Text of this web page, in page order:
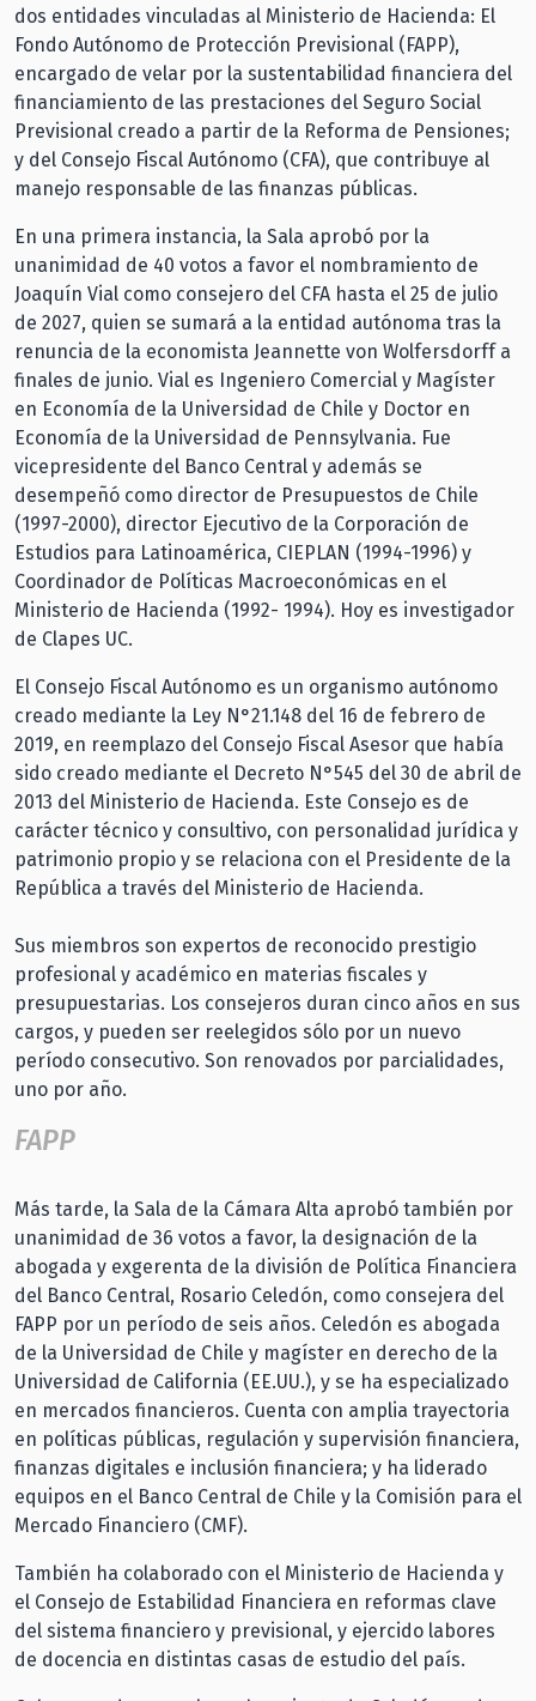
dos entidades vinculadas al Ministerio de Hacienda: El
Fondo Autónomo de Protección Previsional (FAPP),
encargado de velar por la sustentabilidad financiera del
financiamiento de las prestaciones del Seguro Social
Previsional creado a partir de la Reforma de Pensiones;
y del Consejo Fiscal Autónomo (CFA), que contribuye al
manejo responsable de las finanzas públicas.
En una primera instancia, la Sala aprobó por la
unanimidad de 40 votos a favor el nombramiento de
Joaquín Vial como consejero del CFA hasta el 25 de julio
de 2027, quien se sumará a la entidad autónoma tras la
renuncia de la economista Jeannette von Wolfersdorff a
finales de junio. Vial es Ingeniero Comercial y Magíster
en Economía de la Universidad de Chile y Doctor en
Economía de la Universidad de Pennsylvania. Fue
vicepresidente del Banco Central y además se
desempeñó como director de Presupuestos de Chile
(1997-2000), director Ejecutivo de la Corporación de
Estudios para Latinoamérica, CIEPLAN (1994-1996) y
Coordinador de Políticas Macroeconómicas en el
Ministerio de Hacienda (1992- 1994). Hoy es investigador
de Clapes UC.
El Consejo Fiscal Autónomo es un organismo autónomo
creado mediante la Ley N°21.148 del 16 de febrero de
2019, en reemplazo del Consejo Fiscal Asesor que había
sido creado mediante el Decreto N°545 del 30 de abril de
2013 del Ministerio de Hacienda. Este Consejo es de
carácter técnico y consultivo, con personalidad jurídica y
patrimonio propio y se relaciona con el Presidente de la
República a través del Ministerio de Hacienda.
Sus miembros son expertos de reconocido prestigio
profesional y académico en materias fiscales y
presupuestarias. Los consejeros duran cinco años en sus
cargos, y pueden ser reelegidos sólo por un nuevo
período consecutivo. Son renovados por parcialidades,
uno por año.
FAPP
Más tarde, la Sala de la Cámara Alta aprobó también por
unanimidad de 36 votos a favor, la designación de la
abogada y exgerenta de la división de Política Financiera
del Banco Central, Rosario Celedón, como consejera del
FAPP por un período de seis años. Celedón es abogada
de la Universidad de Chile y magíster en derecho de la
Universidad de California (EE.UU.), y se ha especializado
en mercados financieros. Cuenta con amplia trayectoria
en políticas públicas, regulación y supervisión financiera,
finanzas digitales e inclusión financiera; y ha liderado
equipos en el Banco Central de Chile y la Comisión para el
Mercado Financiero (CMF).
También ha colaborado con el Ministerio de Hacienda y
el Consejo de Estabilidad Financiera en reformas clave
del sistema financiero y previsional, y ejercido labores
de docencia en distintas casas de estudio del país.